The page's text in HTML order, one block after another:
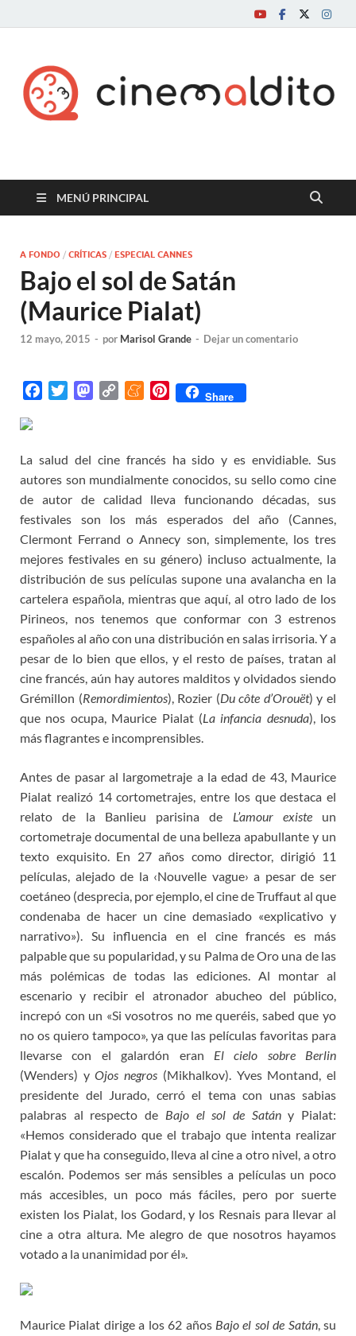
Cine maldito
MENÚ PRINCIPAL
A FONDO / CRÍTICAS / ESPECIAL CANNES
Bajo el sol de Satán
(Maurice Pialat)
12 mayo, 2015 - por Marisol Grande - Dejar un comentario
b
o
o
k
e
r
M
o
d
o
n
L
i
n
k
M
a
m
P
e
r
e
s
t
Share
La salud del cine francés ha sido y es envidiable. Sus
autores son mundialmente conocidos, su sello como cine
de autor de calidad lleva funcionando décadas, sus
festivales son los más esperados del año (Cannes,
Clermont Ferrand o Annecy son, simplemente, los tres
mejores festivales en su género) incluso actualmente, la
distribución de sus películas supone una avalancha en la
cartelera española, mientras que aquí, al otro lado de los
Pirineos, nos tenemos que conformar con 3 estrenos
españoles al año con una distribución en salas irrisoria. Y a
pesar de lo bien que ellos, y el resto de países, tratan al
cine francés, aún hay autores malditos y olvidados siendo
Grémillon (Remordimientos), Rozier (Du côte d’Orouët) y el
que nos ocupa, Maurice Pialat (La infancia desnuda), los
más flagrantes e incomprensibles.
Antes de pasar al largometraje a la edad de 43, Maurice
Pialat realizó 14 cortometrajes, entre los que destaca el
relato de la Banlieu parisina de L’amour existeun
cortometraje documental de una belleza apabullante y un
texto exquisito. En 27 años como director, dirigió 11
películas, alejado de la ‹Nouvelle vague› a pesar de ser
coetáneo (desprecia, por ejemplo, el cine de Truffaut al que
condenaba de hacer un cine demasiado «explicativo y
narrativo»). Su influencia en el cine francés es más
palpable que su popularidad, y su Palma de Oro una de las
más polémicas de todas las ediciones. Al montar al
escenario y recibir el atronador abucheo del público,
increpó con un «Si vosotros no me queréis, sabed que yo
no os quiero tampoco», ya que las películas favoritas para
llevarse con el galardón eran El cielo sobre Berlin
(Wenders) yOjos negros (Mikhalkov). Yves Montand, el
presidente del Jurado, cerró el tema con unas sabias
palabras al respecto de Bajo el sol de Satány Pialat:
«Hemos considerado que el trabajo que intenta realizar
Pialat y que ha conseguido, lleva al cine a otro nivel, a otro
escalón. Podemos ser más sensibles a películas un poco
más accesibles, un poco más fáciles, pero por suerte
existen los Pialat, los Godard, y los Resnais para llevar al
cine a otra altura. Me alegro de que nosotros hayamos
votado a la unanimidad por él».
Maurice Pialat dirige a los 62 años Bajo el sol de Satán, su